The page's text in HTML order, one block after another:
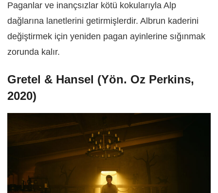
Paganlar ve inançsızlar kötü kokularıyla Alp
dağlarına lanetlerini getirmişlerdir. Albrun kaderini
değiştirmek için yeniden pagan ayinlerine sığınmak
zorunda kalır.
Gretel & Hansel (Yön. Oz Perkins,
2020)